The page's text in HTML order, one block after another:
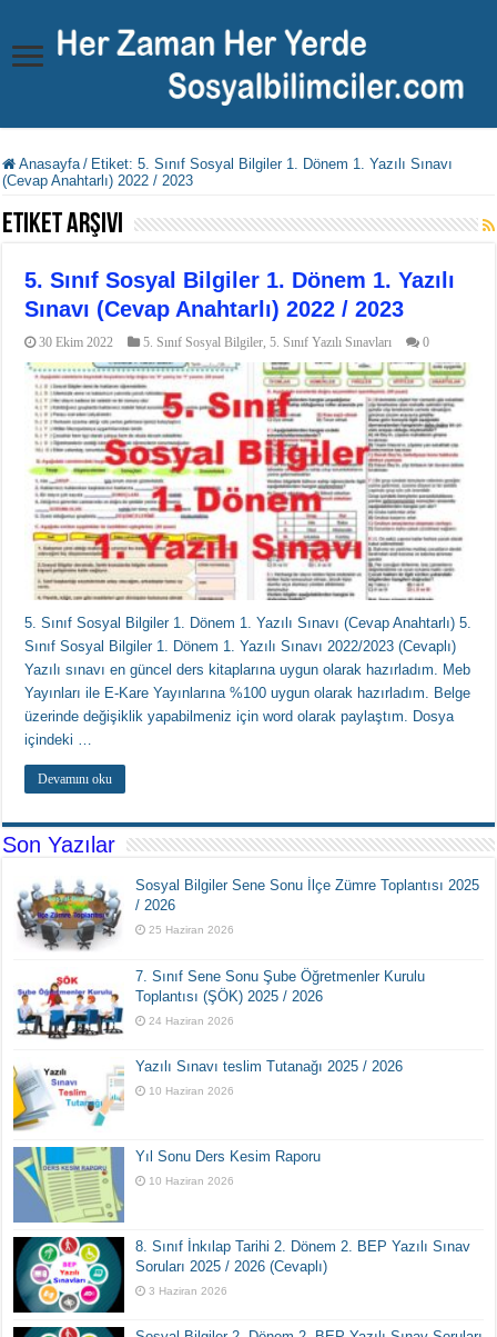
Anasayfa / Etiket:5. Sınıf Sosyal Bilgiler 1. Dönem 1. Yazılı Sınavı
(Cevap Anahtarlı) 2022 / 2023
Etiket Arşivi
5. Sınıf Sosyal Bilgiler 1. Dönem 1. Yazılı
Sınavı (Cevap Anahtarlı) 2022 / 2023
30 Ekim 2022 5. Sınıf Sosyal Bilgiler ,5. Sınıf Yazılı Sınavları 0
5. Sınıf Sosyal Bilgiler 1. Dönem 1. Yazılı Sınavı (Cevap Anahtarlı) 5.
Sınıf Sosyal Bilgiler 1. Dönem 1. Yazılı Sınavı 2022/2023 (Cevaplı)
Yazılı sınavı en güncel ders kitaplarına uygun olarak hazırladım. Meb
Yayınları ile E-Kare Yayınlarına %100 uygun olarak hazırladım. Belge
üzerinde değişiklik yapabilmeniz için word olarak paylaştım. Dosya
içindeki …
Devamını oku
Son Yazılar
Sosyal Bilgiler Sene Sonu İlçe Zümre Toplantısı 2025
/ 2026
25 Haziran 2026
7. Sınıf Sene Sonu Şube Öğretmenler Kurulu
Toplantısı (ŞÖK) 2025 / 2026
24 Haziran 2026
Yazılı Sınavı teslim Tutanağı 2025 / 2026
10 Haziran 2026
Yıl Sonu Ders Kesim Raporu
10 Haziran 2026
8. Sınıf İnkılap Tarihi 2. Dönem 2. BEP Yazılı Sınav
Soruları 2025 / 2026 (Cevaplı)
3 Haziran 2026